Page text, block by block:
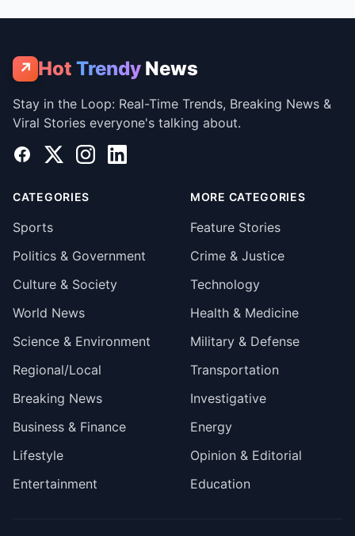
↗ Hot Trendy News
Stay in the Loop: Real-Time Trends, Breaking News &
Viral Stories everyone's talking about.
Facebook
X InstagramLinkedIn
CATEGORIES
Sports
Politics & Government
Culture & Society
World News
Science & Environment
Regional/Local
Breaking News
Business & Finance
Lifestyle
Entertainment
MORE CATEGORIES
Feature Stories
Crime & Justice
Technology
Health & Medicine
Military & Defense
Transportation
Investigative
Energy
Opinion & Editorial
Education